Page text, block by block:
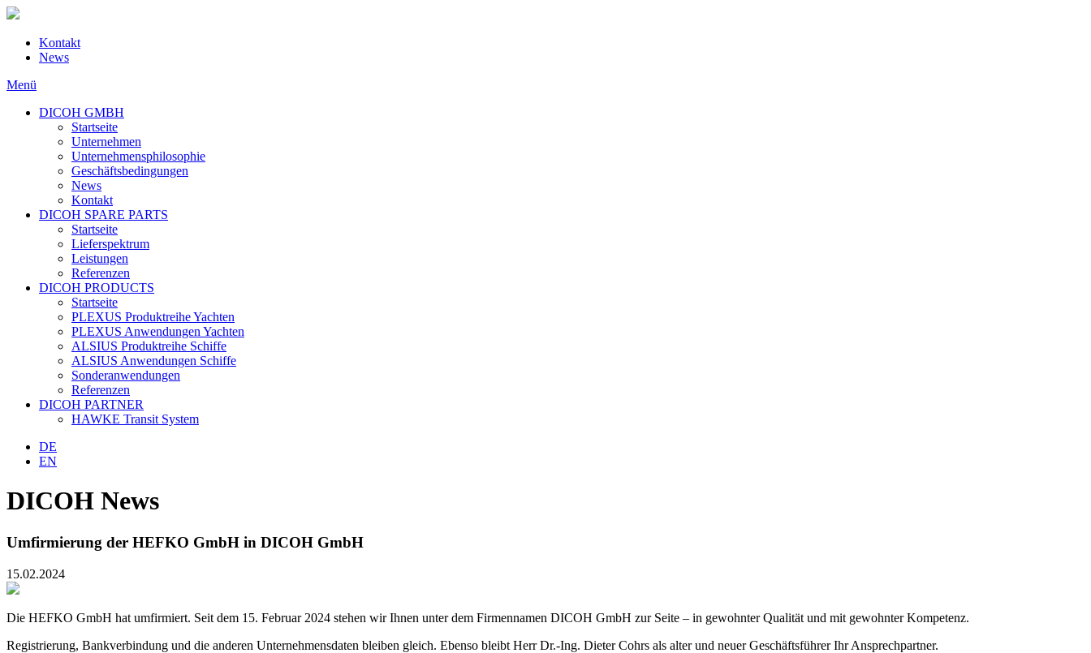
Kontakt
News
Menü
DICOH GMBH
Startseite
Unternehmen
Unternehmensphilosophie
Geschäftsbedingungen
News
Kontakt
DICOH SPARE PARTS
Startseite
Lieferspektrum
Leistungen
Referenzen
DICOH PRODUCTS
Startseite
PLEXUS Produktreihe Yachten
PLEXUS Anwendungen Yachten
ALSIUS Produktreihe Schiffe
ALSIUS Anwendungen Schiffe
Sonderanwendungen
Referenzen
DICOH PARTNER
HAWKE Transit System
DE
EN
DICOH News
Umfirmierung der HEFKO GmbH in DICOH GmbH
15.02.2024
Die HEFKO GmbH hat umfirmiert. Seit dem 15. Februar 2024 stehen wir Ihnen unter dem Firmennamen DICOH GmbH zur Seite – in gewohnter Qualität und mit gewohnter Kompetenz.
Registrierung, Bankverbindung und die anderen Unternehmensdaten bleiben gleich. Ebenso bleibt Herr Dr.-Ing. Dieter Cohrs als alter und neuer Geschäftsführer Ihr Ansprechpartner.